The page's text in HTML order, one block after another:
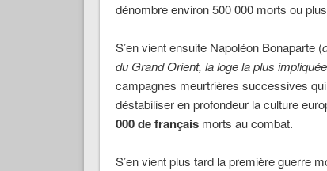
dénombre environ 500 000 morts ou
S’en vient ensuite Napoléon Bonaparte (
du Grand Orient, la loge la plus
campagnes meurtrières successives
déstabiliser en profondeur la culture
000 de françaismorts au combat.
S’en vient plus tard la première guerre